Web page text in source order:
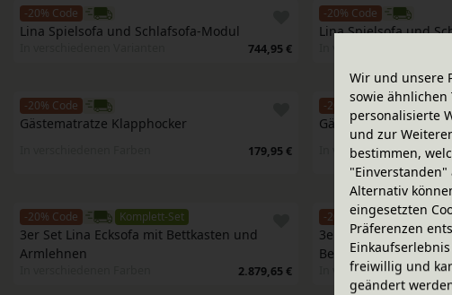
-20% Code
Lina Spielsofa und Schlafsofa-Modul
744,95 €
-20% Code
Lina Spielsofa und
-20% Code
Gästematratze Klapphocker
179,95 €
-20% Code
Gästematratze
In verschiedenen Farben
-20% Code Komplett-Set
3er Set Lina Ecksofa mit Bettkasten und
Armlehnen
2.879,65 €
-20% Code
3er Set Lina
Bettkasten und
In verschiedenen Farben
Wir und unsere
sowie
personalisierte
und zur
bestimmen,
"Einverstanden"
Alternativ
eingesetzten
Präferenzen
freiwillig und
geändert